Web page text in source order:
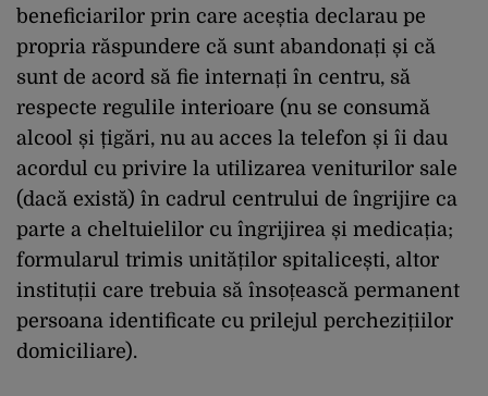
beneficiarilor prin care aceștia declarau pe
propria răspundere că sunt abandonați și că
sunt de acord să fie internați în centru, să
respecte regulile interioare (nu se consumă
alcool și țigări, nu au acces la telefon și îi dau
acordul cu privire la utilizarea veniturilor sale
(dacă există) în cadrul centrului de îngrijire ca
parte a cheltuielilor cu îngrijirea și medicația;
formularul trimis unităților spitalicești, altor
instituții care trebuia să însoțească permanent
persoana identificate cu prilejul perchezițiilor
domiciliare).